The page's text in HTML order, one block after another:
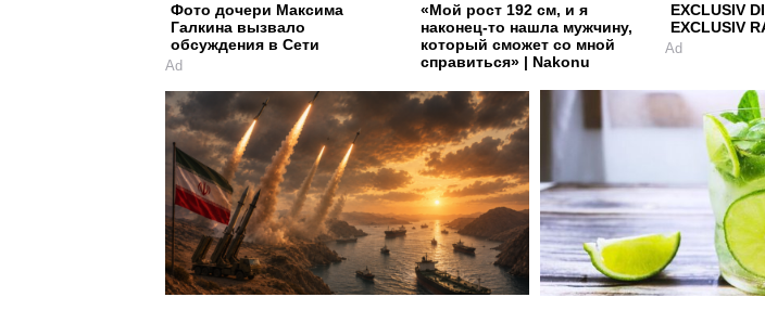
Фото дочери Максима
Галкина вызвало
обсуждения в Сети
Ad
«Мой рост 192 см, и я
наконец-то нашла мужчину,
который сможет со мной
справиться» | Nakonu
EXCLUSIV
EXCLUSIV
Ad